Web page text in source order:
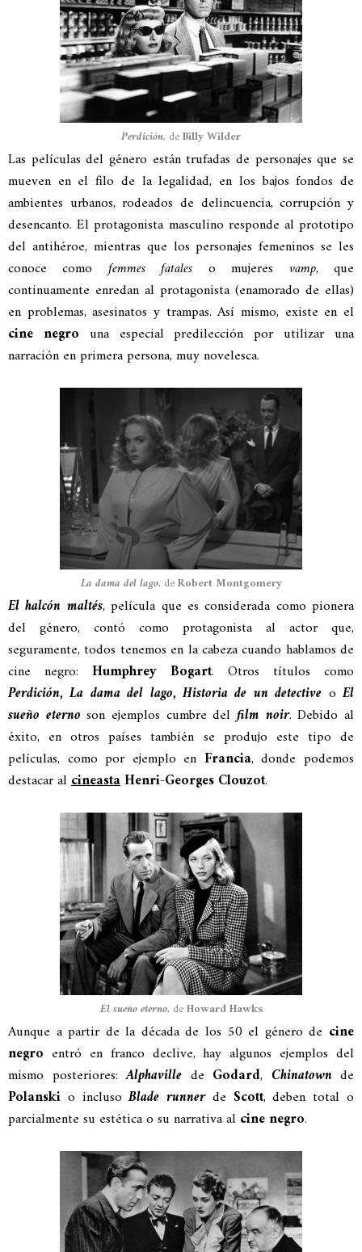
Perdición, deBilly Wilder
Las películas del género están trufadas de personajes que se
mueven en el filo de la legalidad, en los bajos fondos de
ambientes urbanos, rodeados de delincuencia, corrupción y
desencanto. El protagonista masculino responde al prototipo
del antihéroe, mientras que los personajes femeninos se les
conoce comofemmes fatales o mujeres vamp, que
continuamente enredan al protagonista (enamorado de ellas)
en problemas, asesinatos y trampas. Así mismo, existe en el
cine negro una especial predilección por utilizar una
narración en primera persona, muy novelesca.
La dama del lago, deRobert Montgomery
El halcón maltés, película que es considerada como pionera
del género, contó como protagonista al actor que,
seguramente, todos tenemos en la cabeza cuando hablamos de
cine negro: Humphrey Bogart. Otros títulos como
Perdición, La dama del lago, Historia de un detective oEl
sueño eterno son ejemplos cumbre delfilm noir. Debido al
éxito, en otros países también se produjo este tipo de
películas, como por ejemplo en Francia, donde podemos
destacar alcineastaHenri-Georges Clouzot.
El sueño eterno, deHoward Hawks
Aunque a partir de la década de los 50 el género de cine
negro entró en franco declive, hay algunos ejemplos del
mismo posteriores:Alphaville de Godard, Chinatownde
Polanski o inclusoBlade runnerde Scott, deben total o
parcialmente su estética o su narrativa al cine negro.